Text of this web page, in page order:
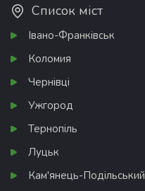
Список міст
Івано-Франківськ
Коломия
Чернівці
Ужгород
Тернопіль
Луцьк
Кам'янець-Подільський